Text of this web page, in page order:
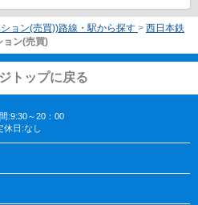
ョン(売買))路線・駅から探す > 西日本鉄
ョン(売買)
トップに戻る
:9:30～20：00
休日:なし